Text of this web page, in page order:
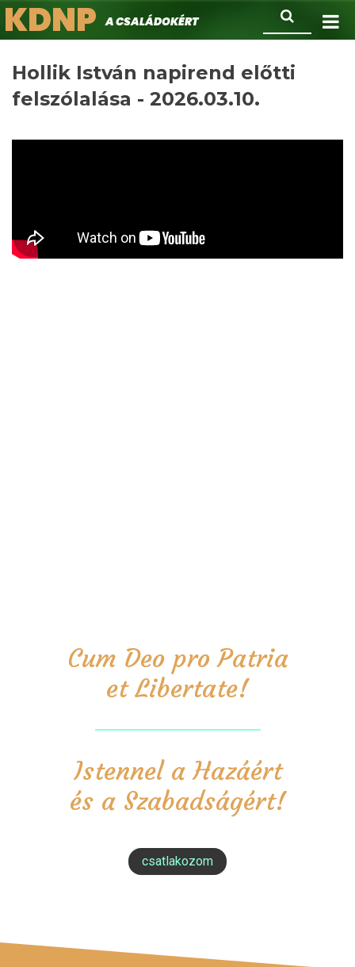
Ugrás
a
Keresés
KDNPA családokért.
Hollik István napirend előtti
felszólalása - 2026.03.10.
Cum Deo pro Patria
et Libertate!
Istennel a Hazáért
és a Szabadságért!
csatlakozom